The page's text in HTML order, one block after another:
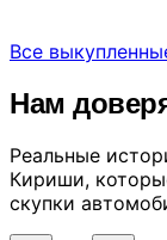
Кириши, ул.
Все
Нам
Реальные
Кириши,
скупки